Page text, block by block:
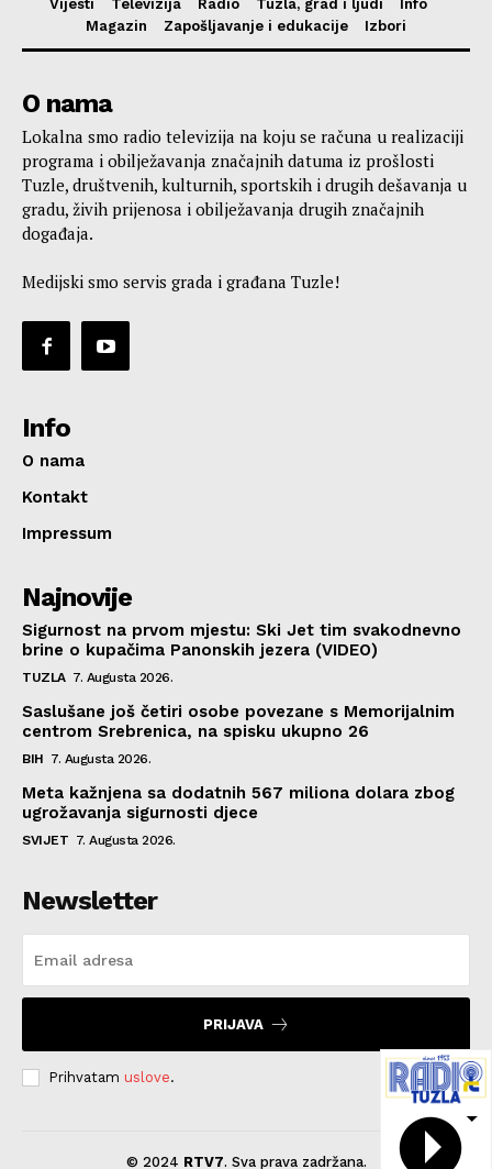
Vijesti Televizija Radio Tuzla, grad i ljudi
Info
Magazin
Zapošljavanje i edukacije Izbori
O nama
Lokalna smo radio televizija na koju se računa u realizaciji
programa i obilježavanja značajnih datuma iz prošlosti
Tuzle, društvenih, kulturnih, sportskih i drugih dešavanja u
gradu, živih prijenosa i obilježavanja drugih značajnih
događaja.
Medijski smo servis grada i građana Tuzle!
Info
O nama
Kontakt
Impressum
Najnovije
Sigurnost na prvom mjestu: Ski Jet tim svakodnevno
brine o kupačima Panonskih jezera (VIDEO)
TUZLA 7. Augusta 2026.
Saslušane još četiri osobe povezane s Memorijalnim
centrom Srebrenica, na spisku ukupno 26
BIH 7. Augusta 2026.
Meta kažnjena sa dodatnih 567 miliona dolara zbog
ugrožavanja sigurnosti djece
SVIJET 7. Augusta 2026.
Newsletter
PRIJAVA
Prihvatam uslove.
© 2024 RTV7. Sva prava zadržana.